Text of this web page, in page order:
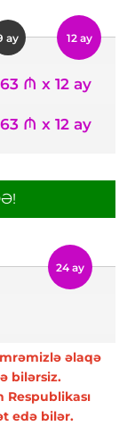
ay 12 ay
₼ x 12 ay
₼ x 12 ay
24 ay
əlaqə
bilərsiz.
Respublikası
edə bilər.